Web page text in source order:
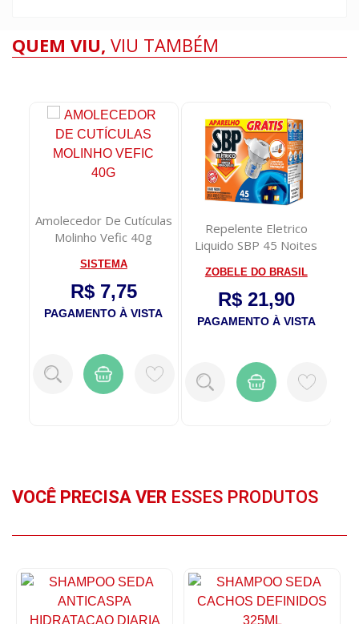
QUEM VIU, VIU TAMBÉM
Amolecedor De Cutículas
Molinho Vefic 40g
SISTEMA
R$ 7,75
PAGAMENTO À VISTA
Repelente Eletrico
Liquido SBP 45 Noites
ZOBELE DO BRASIL
R$ 21,90
PAGAMENTO À VISTA
VOCÊ PRECISA VER ESSES PRODUTOS